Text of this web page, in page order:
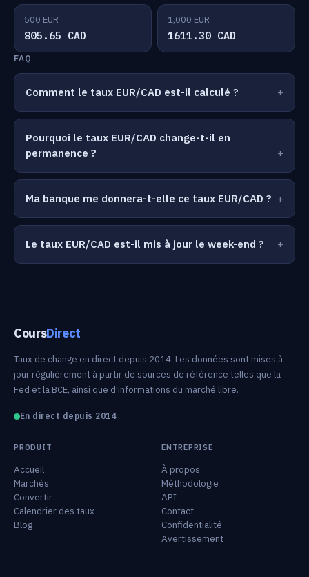
500 EUR =
805.65 CAD
1,000 EUR =
1611.30 CAD
FAQ
Comment le taux EUR/CAD est-il calculé ?
Pourquoi le taux EUR/CAD change-t-il en
permanence ?
Ma banque me donnera-t-elle ce taux EUR/CAD ?
Le taux EUR/CAD est-il mis à jour le week-end ?
CoursDirect
Taux de change en direct depuis 2014. Les données sont mises à
jour régulièrement à partir de sources de référence telles que la
Fed et la BCE, ainsi que d’informations du marché libre.
En direct depuis 2014
PRODUIT
Accueil
Marchés
Convertir
Calendrier des taux
Blog
ENTREPRISE
À propos
Méthodologie
API
Contact
Confidentialité
Avertissement